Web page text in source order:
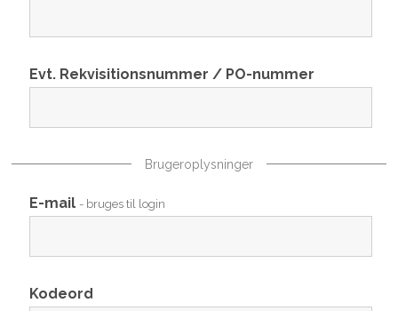
Evt. Rekvisitionsnummer / PO-nummer
Brugeroplysninger
E-mail - bruges til login
Kodeord